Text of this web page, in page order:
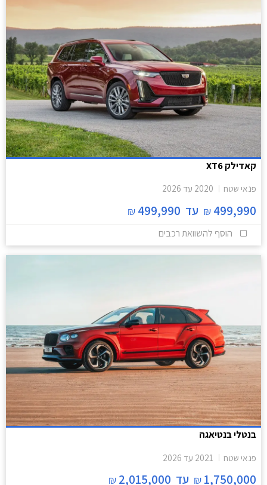
קאדילק XT6
פנאי שטח 2020 עד 2026
499,990
₪ עד 499,990
₪
הוסף להשוואת רכבים
בנטלי בנטיאגה
פנאי שטח 2021 עד 2026
1,750,000
₪ עד 2,015,000
₪